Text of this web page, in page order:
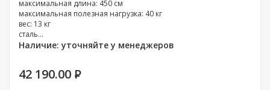
максимальная длина: 450 см
максимальная полезная нагрузка: 40 кг
вес: 13 кг
сталь...
Наличие: уточняйте у менеджеров
42 190.00 P